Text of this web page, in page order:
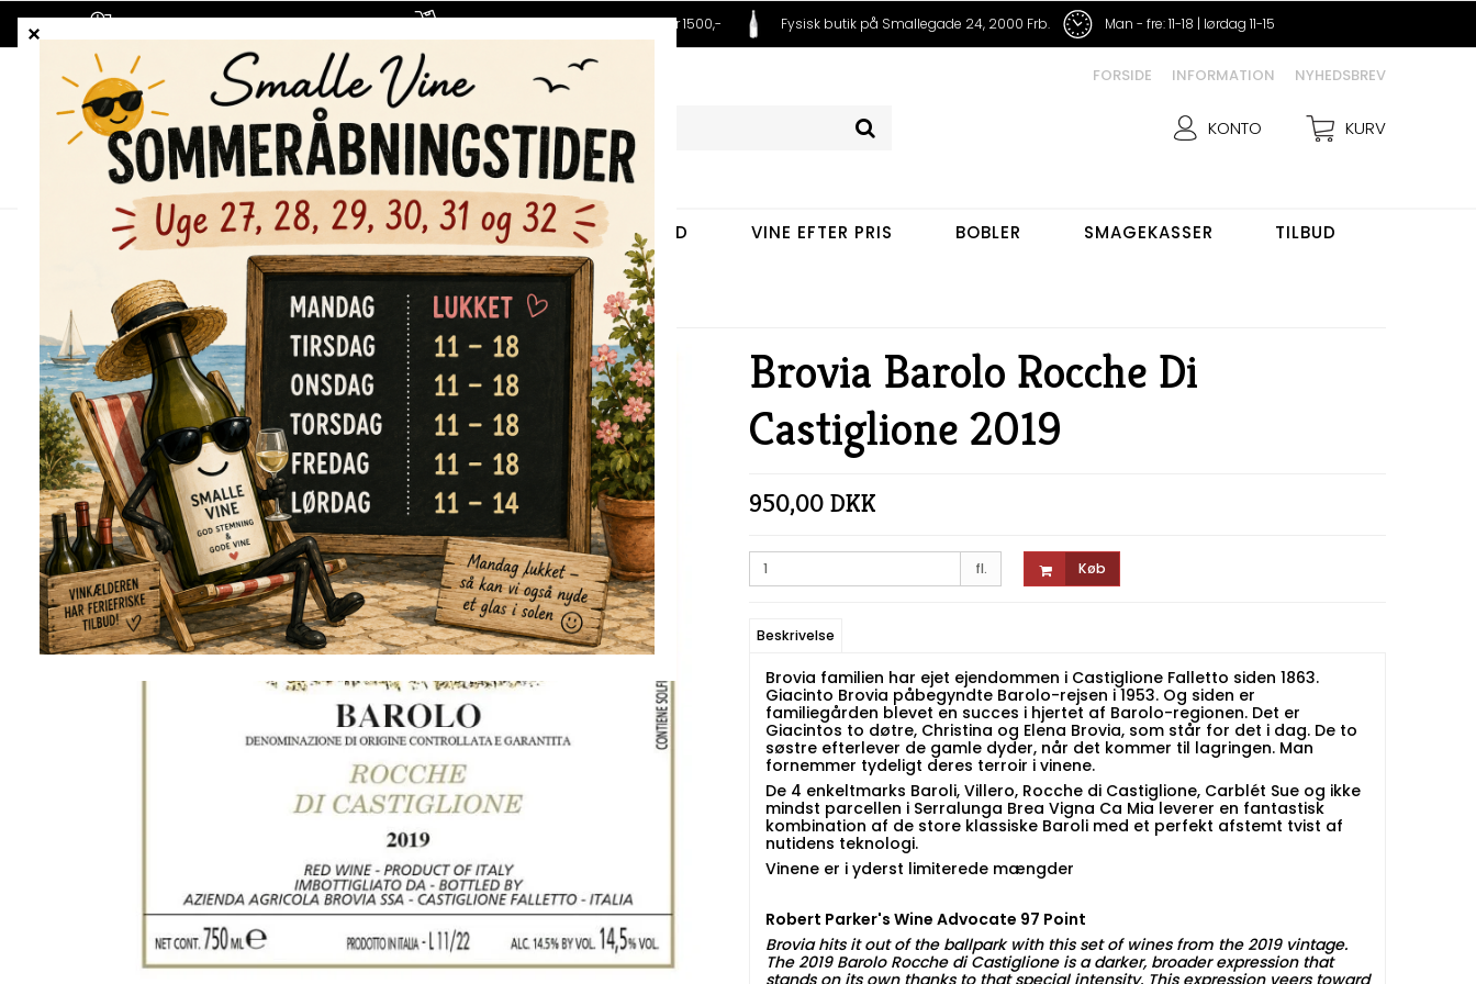
1-5 hverdages leveringstid Fragt fra 99,- Fri fragt ved køb over 1500,- Fysisk butik på Smallegade 24, 2000 Frb. Man - fre: 11-18 | lørdag 11-15
KONTO KURV
FORSIDE INFORMATION NYHEDSBREV
ALLE VINE HVIDVINE RØDVINE VINE EFTER LAND VINE EFTER PRIS BOBLER SMAGEKASSER TILBUD
Forside / Shop Alle vine Brovia Barolo Rocche Di Castiglione 2019
Brovia Barolo Rocche Di
Castiglione 2019
950,00 DKK
fl. Køb
Beskrivelse
Brovia familien har ejet ejendommen i Castiglione Falletto siden 1863.
Giacinto Brovia påbegyndte Barolo-rejsen i 1953. Og siden er
familiegården blevet en succes i hjertet af Barolo-regionen. Det er
Giacintos to døtre, Christina og Elena Brovia, som står for det i dag. De to
søstre efterlever de gamle dyder, når det kommer til lagringen. Man
fornemmer tydeligt deres terroir i vinene.
De 4 enkeltmarks Baroli, Villero, Rocche di Castiglione, Carblét Sue og ikke
mindst parcellen i Serralunga Brea Vigna Ca Mia leverer en fantastisk
kombination af de store klassiske Baroli med et perfekt afstemt tvist af
nutidens teknologi.
Vinene er i yderst limiterede mængder
Robert Parker's Wine Advocate 97 Point
Brovia hits it out of the ballpark with this set of wines from the 2019 vintage.
The 2019 Barolo Rocche di Castiglione is a darker, broader expression that